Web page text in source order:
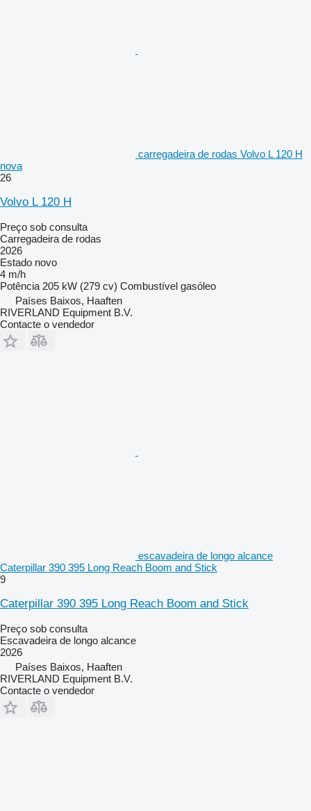
carregadeira de rodas Volvo L 120 H
nova
26
Volvo L 120 H
Preço sob consulta
Carregadeira de rodas
2026
Estado novo
4 m/h
Potência 205 kW (279 cv) Combustível gasóleo
Países Baixos, Haaften
RIVERLAND Equipment B.V.
Contacte o vendedor
escavadeira de longo alcance
Caterpillar 390 395 Long Reach Boom and Stick
9
Caterpillar 390 395 Long Reach Boom and Stick
Preço sob consulta
Escavadeira de longo alcance
2026
Países Baixos, Haaften
RIVERLAND Equipment B.V.
Contacte o vendedor